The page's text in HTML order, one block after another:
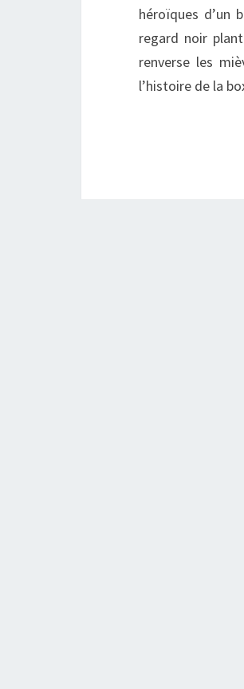
héroïques d’un
regard noir
renverse les
l’histoire de la